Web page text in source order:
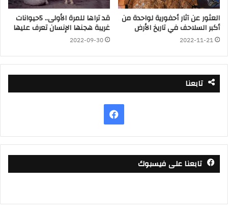
العثور عن آثار أحفورية لواحدة من
أكبر السلاحف في تاريخ الأرض
2022-11-21
قد تراها للمرة الأولى.. 5حيوانات
غريبة هجنها الإنسان تعرف عليها
2022-09-30
تابعنا
فيسبوك
تابعنا على فيسبوك